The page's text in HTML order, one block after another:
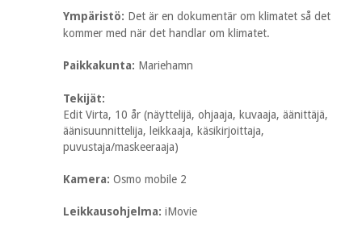
Ympäristö: Det är en dokumentär om klimatet så det
kommer med när det handlar om klimatet.
Paikkakunta: Mariehamn
Tekijät:
Edit Virta, 10 år (näyttelijä, ohjaaja, kuvaaja, äänittäjä,
äänisuunnittelija, leikkaaja, käsikirjoittaja,
puvustaja/maskeeraaja)
Kamera: Osmo mobile 2
Leikkausohjelma: iMovie